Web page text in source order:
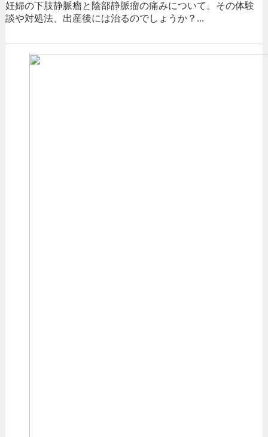
妊婦の下肢静脈瘤と陰部静脈瘤の痛みについて。その体験
談や対処法、出産後には治るのでしょうか？...